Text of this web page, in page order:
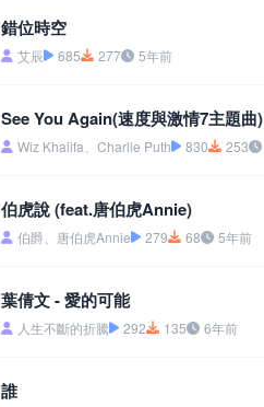
錯位時空
艾辰 685 277 5年前
See You Again(速度與激情7主題曲)
Wiz Khalifa、Charlie Puth 830 253
伯虎說 (feat.唐伯虎Annie)
伯爵、唐伯虎Annie 279 68 5年前
葉倩文 - 愛的可能
人生不斷的折騰 292 135 6年前
誰